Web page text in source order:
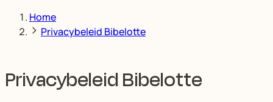
Home
Privacybeleid Bibelotte
Privacybeleid Bibelotte